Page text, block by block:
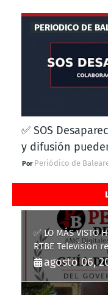
PERIODICO DE
✅ SOS
y difusión
Periódico de
✅ LO MÁS VISTO
RTBE Televisión
la Guía de la
Balears
agosto 06,